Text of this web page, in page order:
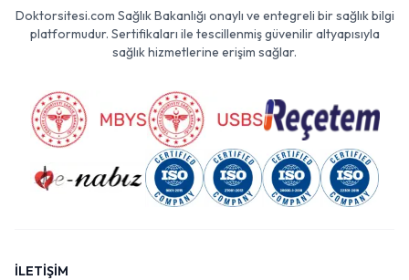
Doktorsitesi.com Sağlık Bakanlığı onaylı ve entegreli bir sağlık bilgi
platformudur. Sertifikaları ile tescillenmiş güvenilir altyapısıyla
sağlık hizmetlerine erişim sağlar.
İLETİŞİM